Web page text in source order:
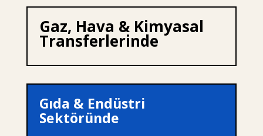
Gaz, Hava & Kimyasal
Transferlerinde
Gıda & Endüstri
Sektöründe